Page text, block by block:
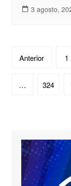
3 agosto,
Paginación
entradas
Anterior 1
… 324